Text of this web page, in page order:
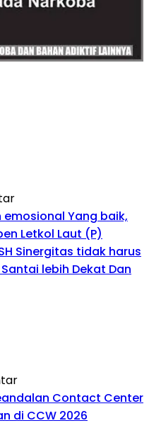
Yang baik,
Letkol Laut (P)
Sinergitas tidak harus
lebih Dekat Dan
Contact Center
di CCW 2026